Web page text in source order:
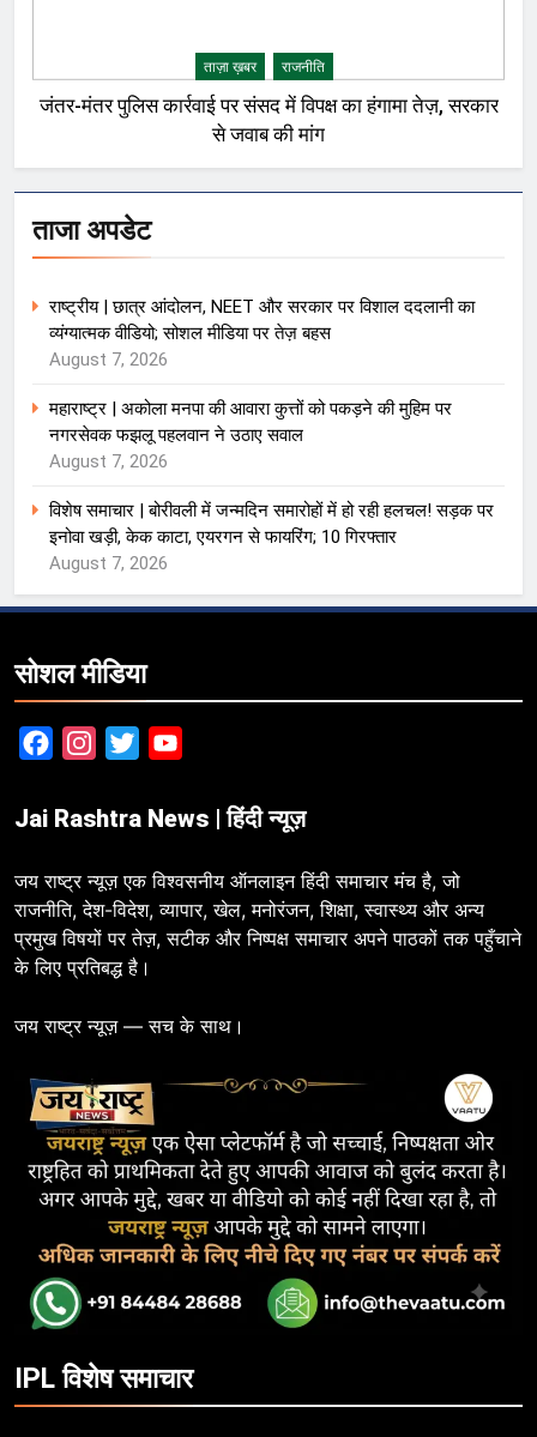
ताज़ा ख़बर राजनीति
जंतर-मंतर पुलिस कार्रवाई पर संसद में विपक्ष का हंगामा तेज़, सरकार
से जवाब की मांग
ताजा अपडेट
राष्ट्रीय | छात्र आंदोलन, NEET और सरकार पर विशाल ददलानी का
व्यंग्यात्मक वीडियो; सोशल मीडिया पर तेज़ बहस
August 7, 2026
महाराष्ट्र | अकोला मनपा की आवारा कुत्तों को पकड़ने की मुहिम पर
नगरसेवक फझलू पहलवान ने उठाए सवाल
August 7, 2026
विशेष समाचार | बोरीवली में जन्मदिन समारोहों में हो रही हलचल! सड़क पर
इनोवा खड़ी, केक काटा, एयरगन से फायरिंग; 10 गिरफ्तार
August 7, 2026
सोशल मीडिया
FacebookInstagram
Twitter
Jai Rashtra News | हिंदी न्यूज़
जय राष्ट्र न्यूज़ एक विश्वसनीय ऑनलाइन हिंदी समाचार मंच है, जो
राजनीति, देश-विदेश, व्यापार, खेल, मनोरंजन, शिक्षा, स्वास्थ्य और अन्य
प्रमुख विषयों पर तेज़, सटीक और निष्पक्ष समाचार अपने पाठकों तक पहुँचाने
के लिए प्रतिबद्ध है।
जय राष्ट्र न्यूज़ — सच के साथ।
IPL विशेष समाचार